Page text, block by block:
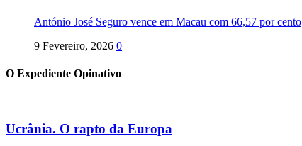
António José Seguro vence em Macau com 66,57 por cento
9 Fevereiro, 2026 0
O Expediente Opinativo
Ucrânia. O rapto da Europa